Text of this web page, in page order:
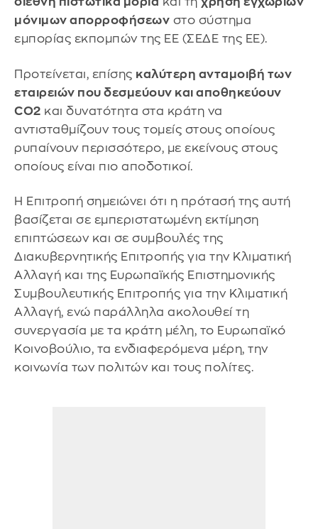
μόνιμων απορροφήσεων στο σύστημα
εμπορίας εκπομπών της ΕΕ (ΣΕΔΕ της ΕΕ).
Προτείνεται, επίσης καλύτερη ανταμοιβή των
εταιρειών που δεσμεύουν και αποθηκεύουν
CO2 και δυνατότητα στα κράτη να
αντισταθμίζουν τους τομείς στους οποίους
ρυπαίνουν περισσότερο, με εκείνους στους
οποίους είναι πιο αποδοτικοί.
Η Επιτροπή σημειώνει ότι η πρότασή της αυτή
βασίζεται σε εμπεριστατωμένη εκτίμηση
επιπτώσεων και σε συμβουλές της
Διακυβερνητικής Επιτροπής για την Κλιματική
Αλλαγή και της Ευρωπαϊκής Επιστημονικής
Συμβουλευτικής Επιτροπής για την Κλιματική
Αλλαγή, ενώ παράλληλα ακολουθεί τη
συνεργασία με τα κράτη μέλη, το Ευρωπαϊκό
Κοινοβούλιο, τα ενδιαφερόμενα μέρη, την
κοινωνία των πολιτών και τους πολίτες.